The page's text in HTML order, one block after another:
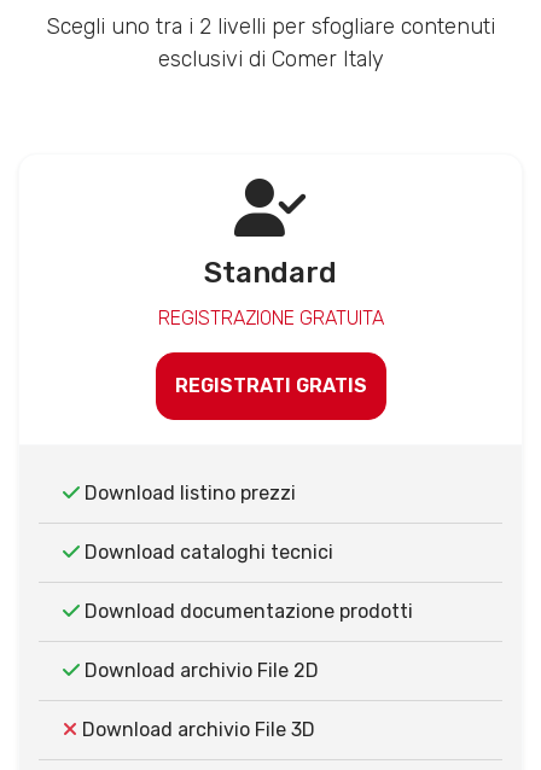
Scegli uno tra i 2 livelli per sfogliare contenuti
esclusivi di Comer Italy
Standard
REGISTRAZIONE GRATUITA
REGISTRATI GRATIS
Download listino prezzi
Download cataloghi tecnici
Download documentazione prodotti
Download archivio File 2D
Download archivio File 3D